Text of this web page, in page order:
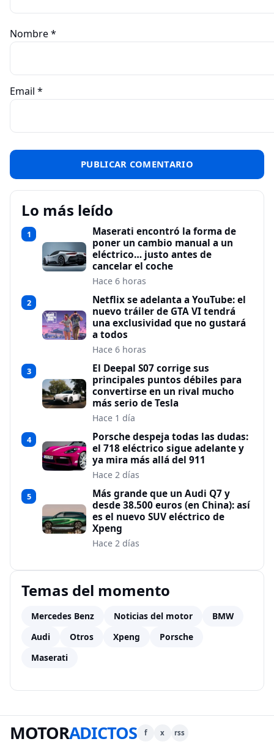
Nombre*
Email *
Lo más leído
1
Maserati encontró la forma de
poner un cambio manual a un
eléctrico… justo antes de
cancelar el coche
Hace 6 horas
2
Netflix se adelanta a YouTube: el
nuevo tráiler de GTA VI tendrá
una exclusividad que no gustará
a todos
Hace 6 horas
3
El Deepal S07 corrige sus
principales puntos débiles para
convertirse en un rival mucho
más serio de Tesla
Hace 1 día
4
Porsche despeja todas las dudas:
el 718 eléctrico sigue adelante y
ya mira más allá del 911
Hace 2 días
5
Más grande que un Audi Q7 y
desde 38.500 euros (en China): así
es el nuevo SUV eléctrico de
Xpeng
Hace 2 días
Temas del momento
Mercedes Benz Noticias del motor
BMW
Audi
Otros Xpeng
Porsche
Maserati
MOTORADICTOS f x rss